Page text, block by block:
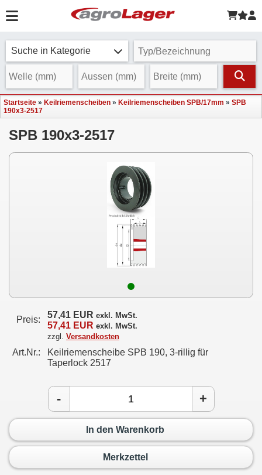
Suche in Kategorie
Startseite » Keilriemenscheiben » Keilriemenscheiben SPB/17mm » SPB
190x3-2517
SPB 190x3-2517
Preis: 57,41 EUR exkl. MwSt.
57,41 EUR exkl. MwSt.
zzgl. Versandkosten
Art.Nr.:
Keilriemenscheibe SPB 190, 3-rillig für
Taperlock 2517
- +
In den Warenkorb
Merkzettel